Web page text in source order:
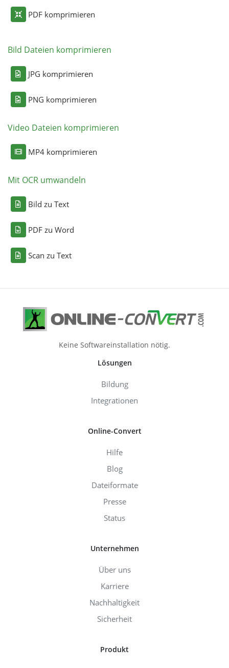
PDF komprimieren
Bild Dateien komprimieren
JPG komprimieren
PNG komprimieren
Video Dateien komprimieren
MP4 komprimieren
Mit OCR umwandeln
Bild zu Text
PDF zu Word
Scan zu Text
Keine Softwareinstallation nötig.
Lösungen
Bildung
Integrationen
Online-Convert
Hilfe
Blog
Dateiformate
Presse
Status
Unternehmen
Über uns
Karriere
Nachhaltigkeit
Sicherheit
Produkt